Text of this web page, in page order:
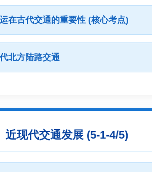
在古代交通的重要性 (核心考点)
北方陆路交通
近现代交通发展 (5-1-4/5)